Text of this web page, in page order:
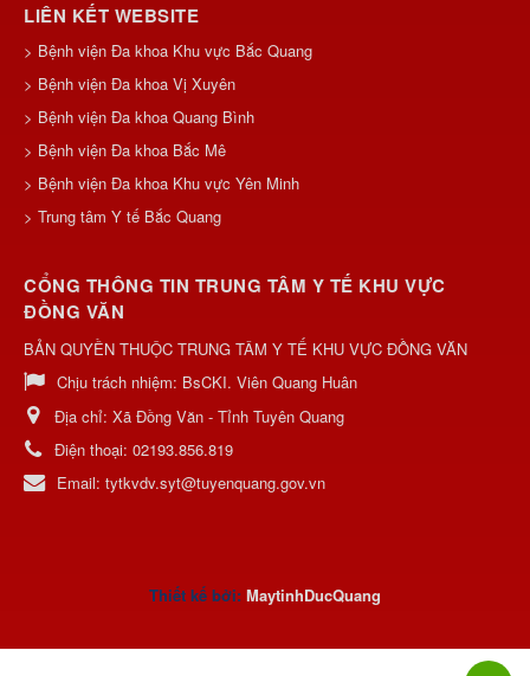
LIÊN KẾT WEBSITE
> Bệnh viện Đa khoa Khu vực Bắc Quang
> Bệnh viện Đa khoa Vị Xuyên
> Bệnh viện Đa khoa Quang Bình
> Bệnh viện Đa khoa Bắc Mê
> Bệnh viện Đa khoa Khu vực Yên Minh
> Trung tâm Y tế Bắc Quang
CỔNG THÔNG TIN TRUNG TÂM Y TẾ KHU VỰC
ĐỒNG VĂN
BẢN QUYỀN THUỘC TRUNG TÂM Y TẾ KHU VỰC ĐỒNG VĂN
Chịu trách nhiệm: BsCKI. Viên Quang Huân
Địa chỉ: Xã Đồng Văn - Tỉnh Tuyên Quang
Điện thoại: 02193.856.819
Email: tytkvdv.syt@tuyenquang.gov.vn
Thiết kế bởi: MaytinhDucQuang